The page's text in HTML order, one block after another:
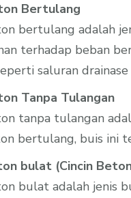
Bertulang
bertulang adalah
terhadap beban
saluran
Tanpa Tulangan
tanpa tulangan
bertulang, buis ini
bulat (Cincin
bulat adalah jenis